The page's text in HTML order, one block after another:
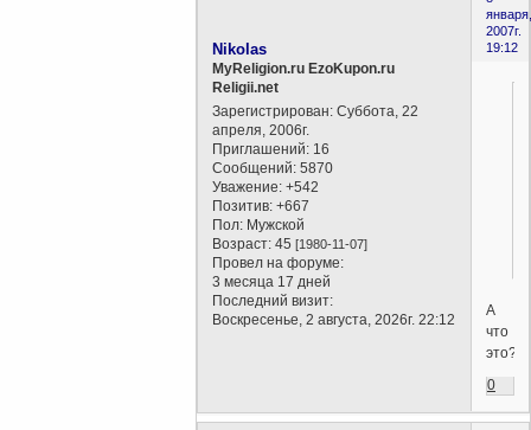
января,
2007г.
19:12
Nikolas
MyReligion.ru EzoKupon.ru
Religii.net
Зарегистрирован: Суббота, 22
апреля, 2006г.
Приглашений: 16
Сообщений: 5870
Уважение: +542
Позитив: +667
Пол: Мужской
Возраст: 45[1980-11-07]
Провел на форуме:
3 месяца 17 дней
Последний визит:
Воскресенье, 2 августа, 2026г. 22:12
А
что
это?
0